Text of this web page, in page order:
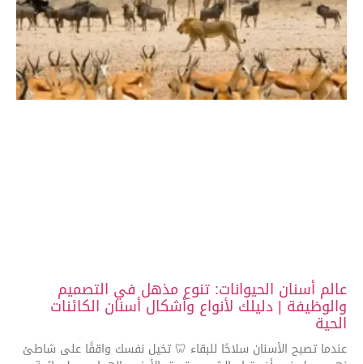
عالم أسنان الحيوانات: تنوع مذهل في التصميم
والوظيفة | دليلك لأنواع وأشكال أسنان الكائنات
الحية
عندما تصبح الأسنان سلاحًا للبقاء 🦷 تخيل نفسك واقفًا على شاطئ